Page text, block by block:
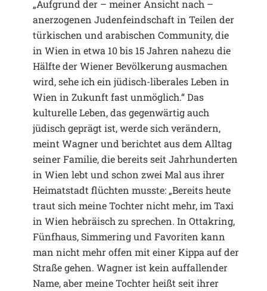
„Aufgrund der – meiner Ansicht nach –
anerzogenen Judenfeindschaft in Teilen der
türkischen und arabischen Community, die
in Wien in etwa 10 bis 15 Jahren nahezu die
Hälfte der Wiener Bevölkerung ausmachen
wird, sehe ich ein jüdisch-liberales Leben in
Wien in Zukunft fast unmöglich.“ Das
kulturelle Leben, das gegenwärtig auch
jüdisch geprägt ist, werde sich verändern,
meint Wagner und berichtet aus dem Alltag
seiner Familie, die bereits seit Jahrhunderten
in Wien lebt und schon zwei Mal aus ihrer
Heimatstadt flüchten musste: „Bereits heute
traut sich meine Tochter nicht mehr, im Taxi
in Wien hebräisch zu sprechen. In Ottakring,
Fünfhaus, Simmering und Favoriten kann
man nicht mehr offen mit einer Kippa auf der
Straße gehen. Wagner ist kein auffallender
Name, aber meine Tochter heißt seit ihrer